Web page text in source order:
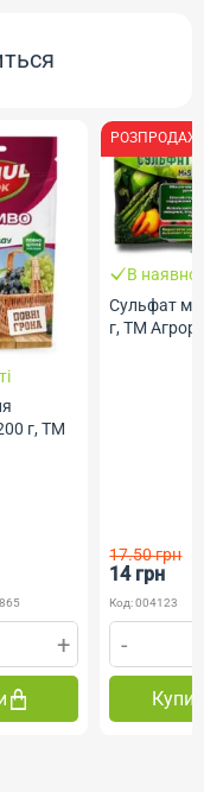
г, ТМ
+
РОЗПРОДАЖ
В
Сульфат
г, ТМ
17.50 грн
14 грн
Код: 004123
-